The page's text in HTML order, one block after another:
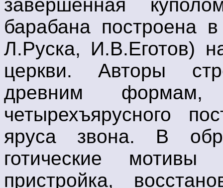
завершенная
барабана построена
Л.Руска, И.В.Еготов)
церкви. Авторы
древним формам,
четырехъярусного
яруса звона. В
готические мотивы
пристройка,